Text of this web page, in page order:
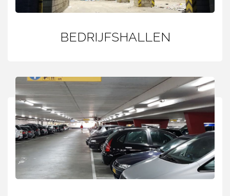
BEDRIJFSHALLEN